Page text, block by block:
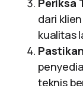
Periksa
dari
kualitas
teknis